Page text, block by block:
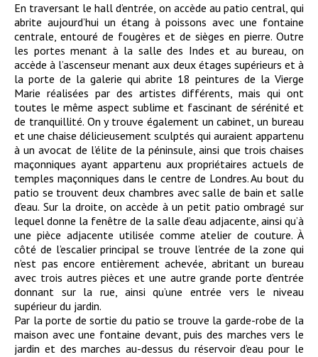
En traversant le hall d’entrée, on accède au patio central, qui
abrite aujourd’hui un étang à poissons avec une fontaine
centrale, entouré de fougères et de sièges en pierre. Outre
les portes menant à la salle des Indes et au bureau, on
accède à l’ascenseur menant aux deux étages supérieurs et à
la porte de la galerie qui abrite 18 peintures de la Vierge
Marie réalisées par des artistes différents, mais qui ont
toutes le même aspect sublime et fascinant de sérénité et
de tranquillité. On y trouve également un cabinet, un bureau
et une chaise délicieusement sculptés qui auraient appartenu
à un avocat de l’élite de la péninsule, ainsi que trois chaises
maçonniques ayant appartenu aux propriétaires actuels de
temples maçonniques dans le centre de Londres. Au bout du
patio se trouvent deux chambres avec salle de bain et salle
d’eau. Sur la droite, on accède à un petit patio ombragé sur
lequel donne la fenêtre de la salle d’eau adjacente, ainsi qu’à
une pièce adjacente utilisée comme atelier de couture. À
côté de l’escalier principal se trouve l’entrée de la zone qui
n’est pas encore entièrement achevée, abritant un bureau
avec trois autres pièces et une autre grande porte d’entrée
donnant sur la rue, ainsi qu’une entrée vers le niveau
supérieur du jardin.
Par la porte de sortie du patio se trouve la garde-robe de la
maison avec une fontaine devant, puis des marches vers le
jardin et des marches au-dessus du réservoir d’eau pour le